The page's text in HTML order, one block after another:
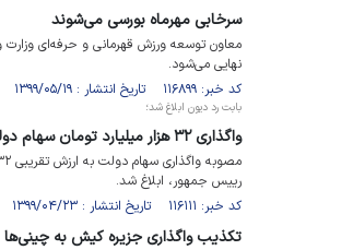
سرخابی مهرماه بورسی می‌شوند
معاون توسعه ورزش قهرمانی و حرفه‌ای
نهایی می‌شود.
کد خبر: ۱۱۶۸۹۹ تاریخ انتشار : ۱۳۹۹/۰۵/۱۹
بابت رد دیون ابلاغ شد؛
واگذاری ۳۲ هزار میلیارد تومان سهام دولت به تامین اجتماعی
رییس جمهور، ابلاغ شد.
کد خبر: ۱۱۶۱۱۱ تاریخ انتشار : ۱۳۹۹/۰۴/۲۳
تکذیب واگذاری جزیره کیش به چینی‌ها